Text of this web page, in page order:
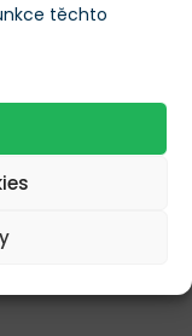
těchto
cookie